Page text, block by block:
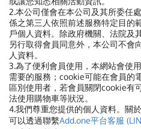
2.本公司僅會在本公司及其所委任
係之第三人依照前述服務特定目的
戶個人資料。除政府機關、法院及
另行取得會員同意外，本公司不會
人資料。
3.為了便利會員使用，本網站會使
需要的服務；cookie可能在會員的
區別使用者，若會員關閉cookie有
法使用購物車等狀況。
4.我們尊重您提供的個人資料。關
可以透過聯繫Add.one平台客服